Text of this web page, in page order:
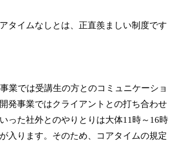
タイムなしとは、正直羨ましい制度です
業では受講生の方とのコミュニケーショ
発事業ではクライアントとの打ち合わせ
った社外とのやりとりは大体11時～16時
入ります。そのため、コアタイムの規定